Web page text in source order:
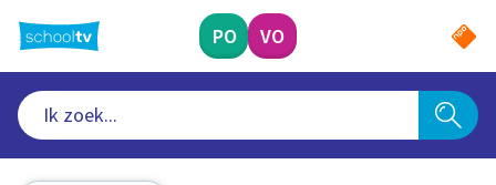
naar
hoofdinhoud
PO VO